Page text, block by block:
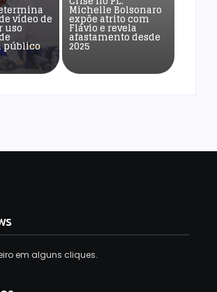
vídeo de
uso
público
Michelle Bolsonaro
expõe atrito com
Flávio e revela
afastamento desde
2025
em alguns cliques.